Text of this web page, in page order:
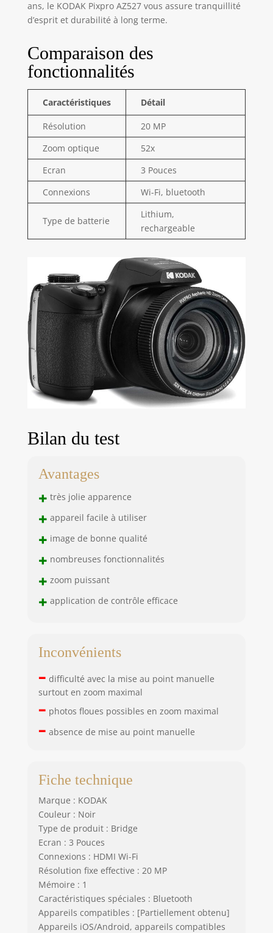
ans, le KODAK Pixpro AZ527 vous assure tranquillité
d’esprit et durabilité à long terme.
Comparaison des
fonctionnalités
Caractéristiques Détail
Résolution
20 MP
Zoom optique
52x
Ecran
3 Pouces
Connexions
Wi-Fi, bluetooth
Type de batterie
Lithium,
rechargeable
Bilan du test
Avantages
+ très jolie apparence
+ appareil facile à utiliser
+ image de bonne qualité
+ nombreuses fonctionnalités
+ zoom puissant
+ application de contrôle efficace
Inconvénients
– difficulté avec la mise au point manuelle
surtout en zoom maximal
– photos floues possibles en zoom maximal
– absence de mise au point manuelle
Fiche technique
Marque : KODAK
Couleur : Noir
Type de produit : Bridge
Ecran : 3 Pouces
Connexions : HDMI Wi-Fi
Résolution fixe effective : 20 MP
Mémoire : 1
Caractéristiques spéciales : Bluetooth
Appareils compatibles : [Partiellement obtenu]
Appareils iOS/Android, appareils compatibles